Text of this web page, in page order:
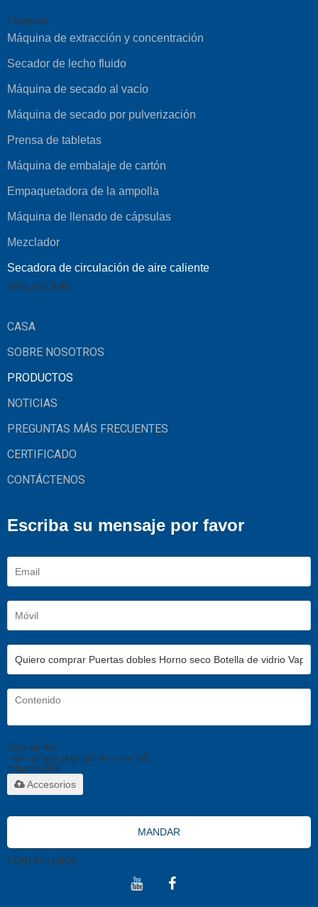
Categoría
Máquina de extracción y concentración
Secador de lecho fluido
Máquina de secado al vacío
Máquina de secado por pulverización
Prensa de tabletas
Máquina de embalaje de cartón
Empaquetadora de la ampolla
Máquina de llenado de cápsulas
Mezclador
Secadora de circulación de aire caliente
NAVEGACIÓN
CASA
SOBRE NOSOTROS
PRODUCTOS
NOTICIAS
PREGUNTAS MÁS FRECUENTES
CERTIFICADO
CONTÁCTENOS
Escriba su mensaje por favor
Solo admite
.rar/.zip/.jpg/.png/.gif/.doc/.xls/.pdf,
máximo 20M
Accesorios
MANDAR
CONTÁCTENOS